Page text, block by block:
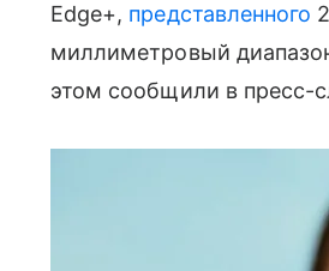
Edge+, представленного
миллиметровый
этом сообщили в пресс-